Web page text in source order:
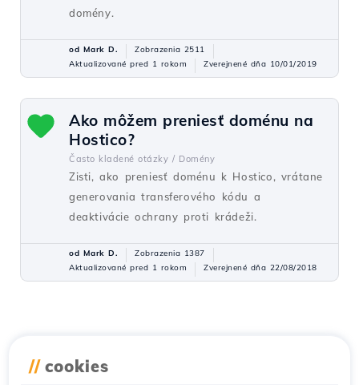
domény.
od Mark D.
Zobrazenia 2511
Aktualizované pred 1 rokom
Zverejnené dňa 10/01/2019
Ako môžem preniesť doménu na
Hostico?
Často kladené otázky / Domény
Zisti, ako preniesť doménu k Hostico, vrátane
generovania transferového kódu a
deaktivácie ochrany proti krádeži.
od Mark D.
Zobrazenia 1387
Aktualizované pred 1 rokom
Zverejnené dňa 22/08/2018
// cookies